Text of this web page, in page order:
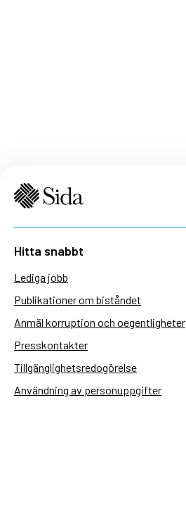
Hitta snabbt
Lediga jobb
Publikationer om biståndet
Anmäl korruption och oegentligheter
Presskontakter
Tillgänglighetsredogörelse
Användning av personuppgifter